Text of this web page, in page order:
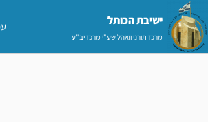
דילוג
לתוכן
ישיבת הכותל​
מרכז תורני וואהל שע"י מרכז יב"ע